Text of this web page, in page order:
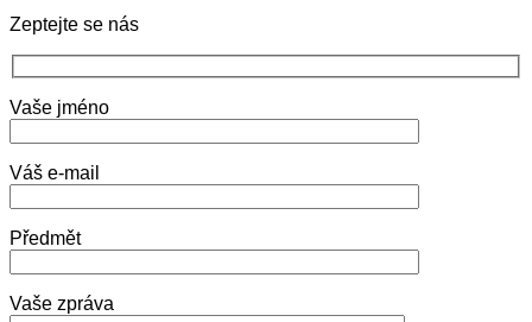
Zeptejte se nás
Vaše jméno
Váš e-mail
Předmět
Vaše zpráva